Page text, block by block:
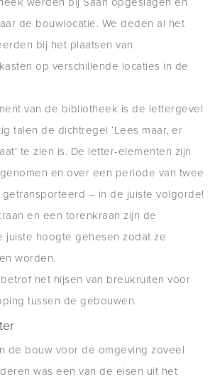
de bouwlocatie. We deden al het
bij het plaatsen van
op verschillende locaties in de
van de bibliotheek is de lettergevel
talen de dichtregel ‘Lees maar, er
te zien is. De letter-elementen zijn
en over een periode van twee
– in de juiste volgorde!
en een torenkraan zijn de
juiste hoogte gehesen zodat ze
worden.
het hijsen van breukruiten voor
tussen de gebouwen.
de bouw voor de omgeving zoveel
was een van de eisen uit het